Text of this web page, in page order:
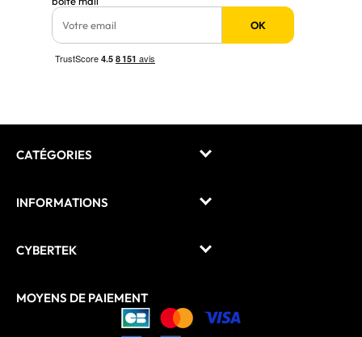
OK
CATÉGORIES
INFORMATIONS
CYBERTEK
MOYENS DE PAIEMENT